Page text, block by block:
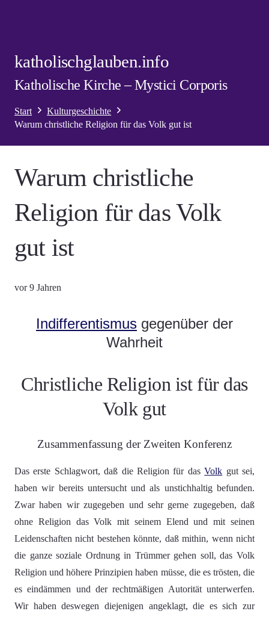
katholischglauben.info
Katholische Kirche – Mystici Corporis
Start
Kulturgeschichte
Warum christliche Religion für das Volk gut ist
Warum christliche
Religion für das Volk
gut ist
vor 9 Jahren
Indifferentismus gegenüber der
Wahrheit
Christliche Religion ist für das
Volk gut
Zusammenfassung der Zweiten Konferenz
Das erste Schlagwort, daß die Religion für dasVolk gut sei,
haben wir bereits untersucht und als unstichhaltig befunden.
Zwar haben wir zugegeben und sehr gerne zugegeben, daß
ohne Religion das Volk mit seinem Elend und mit seinen
Leidenschaften nicht bestehen könnte, daß mithin, wenn nicht
die ganze soziale Ordnung in Trümmer gehen soll, das Volk
Religion und höhere Prinzipien haben müsse, die es trösten, die
es eindämmen und der rechtmäßigen Autorität unterwerfen.
Wir haben deswegen diejenigen angeklagt, die es sich zur